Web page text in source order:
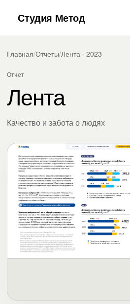
Студия Метод
Главная/Отчеты/Лента · 2023
Отчет
Лента
Качество и забота о людях